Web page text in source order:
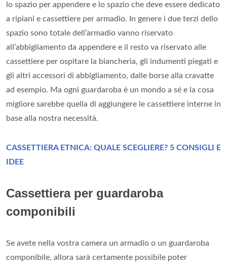
lo spazio per appendere e lo spazio che deve essere dedicato
a ripiani e cassettiere per armadio. In genere i due terzi dello
spazio sono totale dell’armadio vanno riservato
all’abbigliamento da appendere e il resto va riservato alle
cassettiere per ospitare la biancheria, gli indumenti piegati e
gli altri accessori di abbigliamento, dalle borse alla cravatte
ad esempio. Ma ogni guardaroba è un mondo a sé e la cosa
migliore sarebbe quella di aggiungere le cassettiere interne in
base alla nostra necessità.
CASSETTIERA ETNICA: QUALE SCEGLIERE? 5 CONSIGLI E
IDEE
Cassettiera per guardaroba
componibili
Se avete nella vostra camera un armadio o un guardaroba
componibile, allora sarà certamente possibile poter